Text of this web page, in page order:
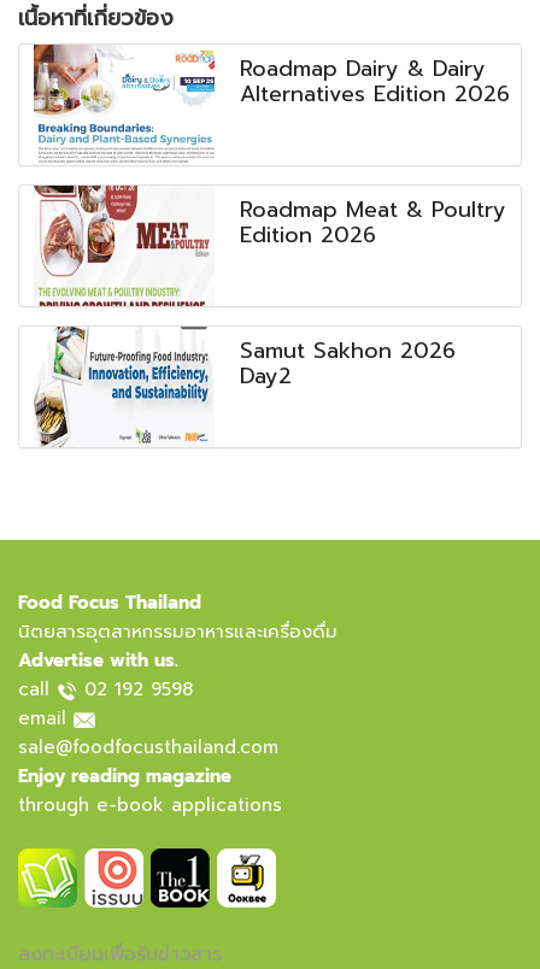
เนื้อหาที่เกี่ยวข้อง
Roadmap Dairy & Dairy
Alternatives Edition 2026
Roadmap Meat & Poultry
Edition 2026
Samut Sakhon 2026
Day2
Food Focus Thailand
นิตยสารอุตสาหกรรมอาหารและเครื่องดื่ม
Advertise with us.
call
02 192 9598
email
sale@foodfocusthailand.com
Enjoy reading magazine
through e-book applications
ลงทะเบียนเพื่อรับข่าวสาร